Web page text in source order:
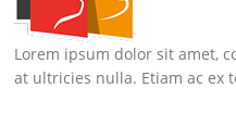
Lorem ipsum dolor sit amet,
at ultricies nulla. Etiam ac ex